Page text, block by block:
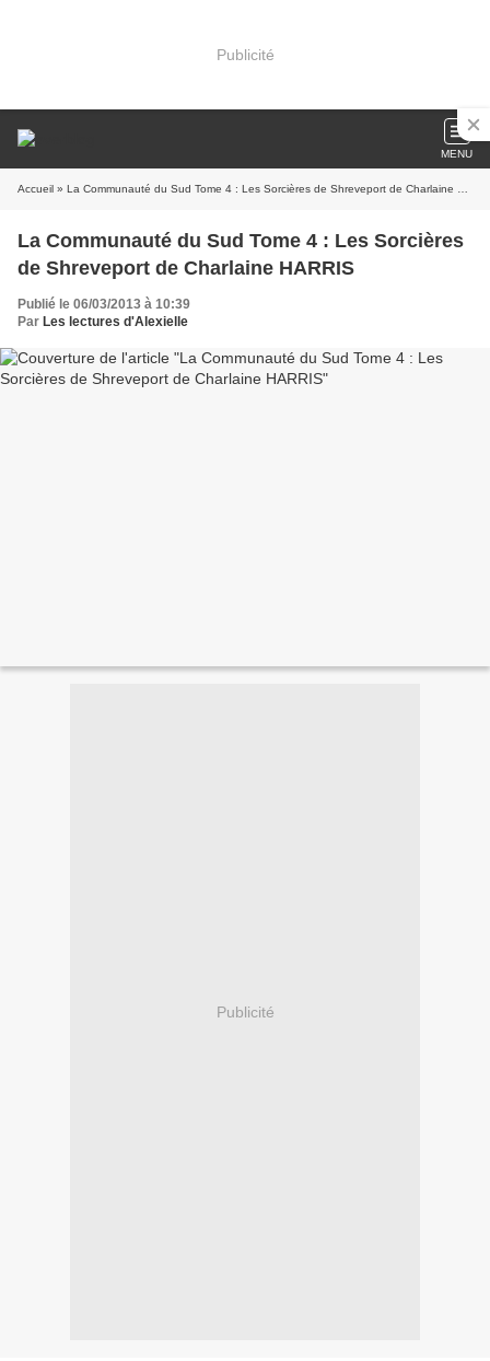
Publicité
MENU
Accueil » La Communauté du Sud Tome 4 : Les Sorcières de Shreveport de Charlaine HARRIS
La Communauté du Sud Tome 4 : Les Sorcières
de Shreveport de Charlaine HARRIS
Publié le 06/03/2013 à 10:39
Par Les lectures d'Alexielle
Publicité